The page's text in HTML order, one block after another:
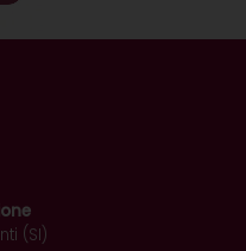
(SI)